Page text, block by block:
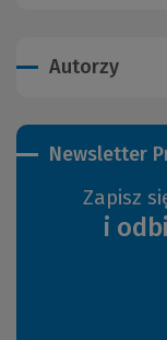
Autorzy
Newsletter
Zapisz
i